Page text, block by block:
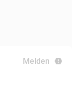
Melden